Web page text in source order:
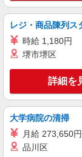
ケンタッキーフラ
キー
アルバイト パート
コンパスグループ
レジ・商品陳列ス
時給 1,180円
堺市堺区
詳細を
大学病院の清掃
月給 273,650円
品川区